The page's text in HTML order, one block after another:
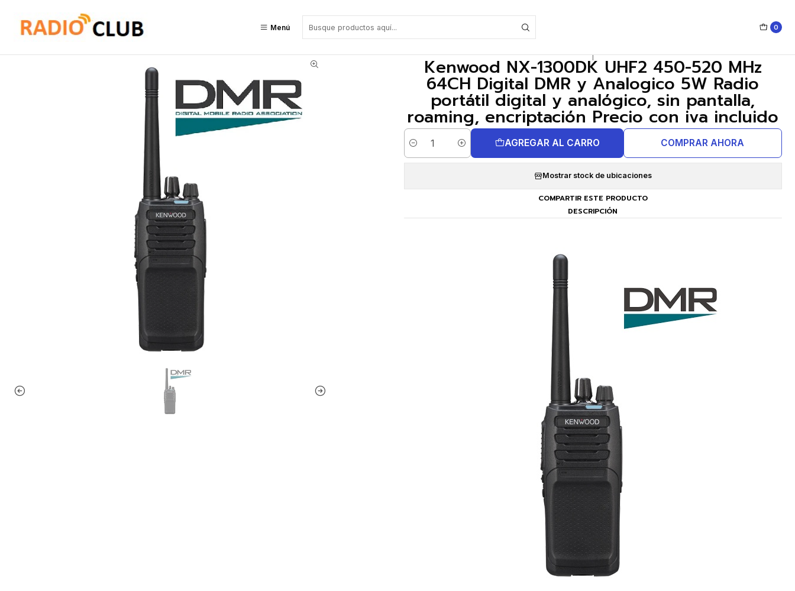
Menú 0
Rango UHF Alto 400-520 Mhz (Rango frecuencia Industrial)
Kenwood NX-1300DK UHF2 450-520 MHz 64CH Digital DMR y Analogico 5W Radio portátil digital y analógico, sin pantalla, roaming, encriptación Precio con iva incluido
|
Kenwood NX-1300DK UHF2 450-520 MHz
64CH Digital DMR y Analogico 5W Radio
portátil digital y analógico, sin pantalla,
roaming, encriptación Precio con iva incluido
Cantidad
AGREGAR AL CARRO COMPRAR AHORA
Mostrar stock de ubicaciones
COMPARTIR ESTE PRODUCTO
DESCRIPCIÓN